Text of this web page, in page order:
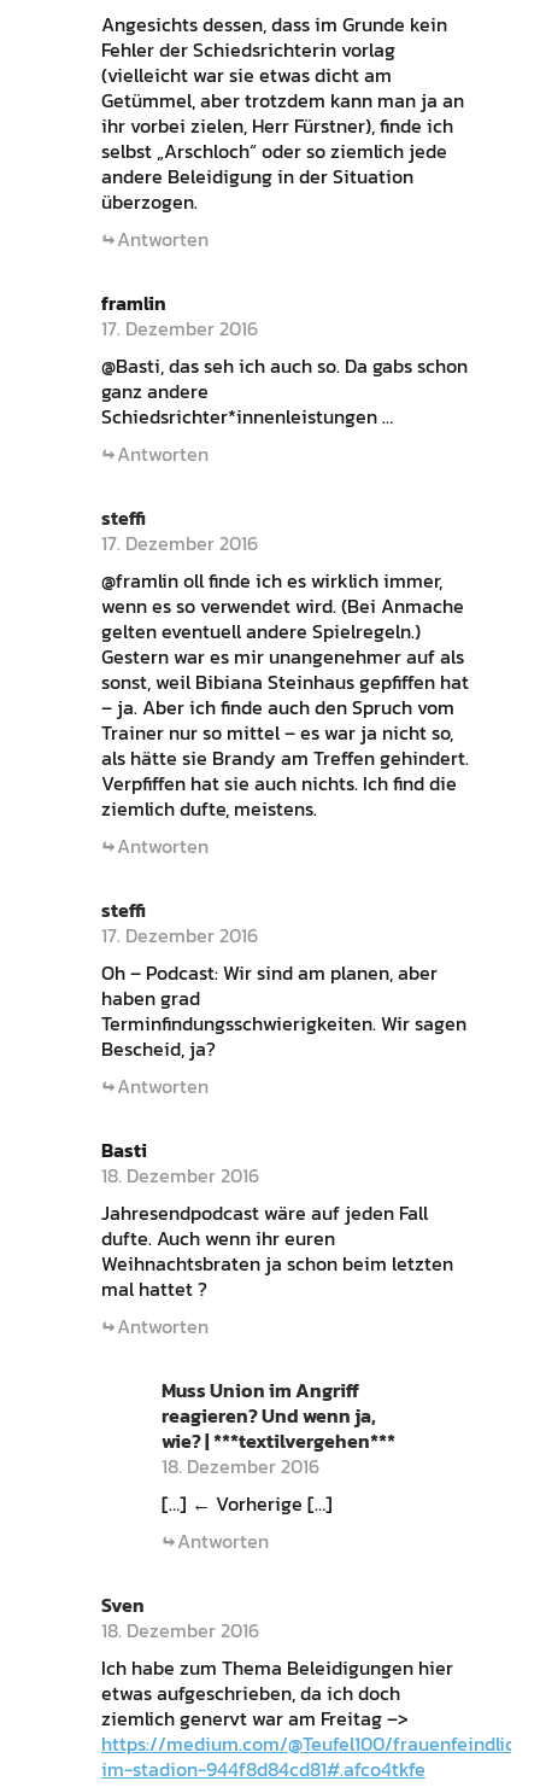
Angesichts dessen, dass im Grunde kein
Fehler der Schiedsrichterin vorlag
(vielleicht war sie etwas dicht am
Getümmel, aber trotzdem kann man ja an
ihr vorbei zielen, Herr Fürstner), finde ich
selbst „Arschloch“ oder so ziemlich jede
andere Beleidigung in der Situation
überzogen.
Antworten
framlin
17. Dezember 2016
@Basti, das seh ich auch so. Da gabs schon
ganz andere
Schiedsrichter*innenleistungen …
Antworten
steffi
17. Dezember 2016
@framlin oll finde ich es wirklich immer,
wenn es so verwendet wird. (Bei Anmache
gelten eventuell andere Spielregeln.)
Gestern war es mir unangenehmer auf als
sonst, weil Bibiana Steinhaus gepfiffen hat
– ja. Aber ich finde auch den Spruch vom
Trainer nur so mittel – es war ja nicht so,
als hätte sie Brandy am Treffen gehindert.
Verpfiffen hat sie auch nichts. Ich find die
ziemlich dufte, meistens.
Antworten
steffi
17. Dezember 2016
Oh – Podcast: Wir sind am planen, aber
haben grad
Terminfindungsschwierigkeiten. Wir sagen
Bescheid, ja?
Antworten
Basti
18. Dezember 2016
Jahresendpodcast wäre auf jeden Fall
dufte. Auch wenn ihr euren
Weihnachtsbraten ja schon beim letzten
mal hattet ?
Antworten
Muss Union im Angriff
reagieren? Und wenn ja,
wie? | ***textilvergehen***
18. Dezember 2016
[…] ← Vorherige […]
Antworten
Sven
18. Dezember 2016
Ich habe zum Thema Beleidigungen hier
etwas aufgeschrieben, da ich doch
ziemlich genervt war am Freitag –>
https://medium.com/@Teufel100/
im-stadion-944f8d84cd81#.afco4tkfe